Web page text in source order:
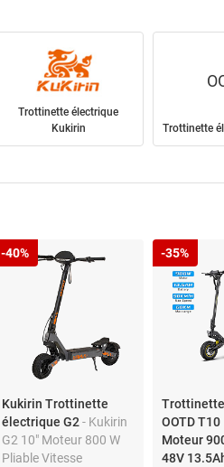
Trottinette électrique
Kukirin
Trottinette
Kukirin Trottinette
électrique G2- Kukirin
G2 10" Moteur 800 W
Pliable Vitesse
-40%
OOTD
Moteur
48V
-35%